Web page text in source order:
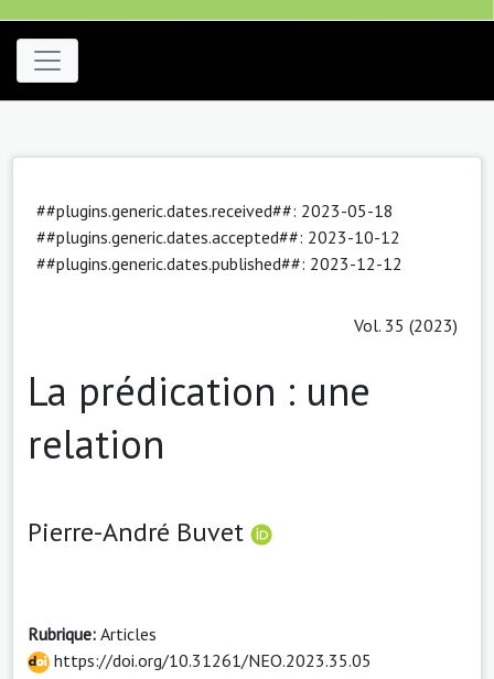
##plugins.generic.dates.received##: 2023-05-18
##plugins.generic.dates.accepted##: 2023-10-12
##plugins.generic.dates.published##: 2023-12-12
Vol. 35 (2023)
La prédication : une
relation
Pierre-André Buvet
Rubrique: Articles
https://doi.org/10.31261/NEO.2023.35.05